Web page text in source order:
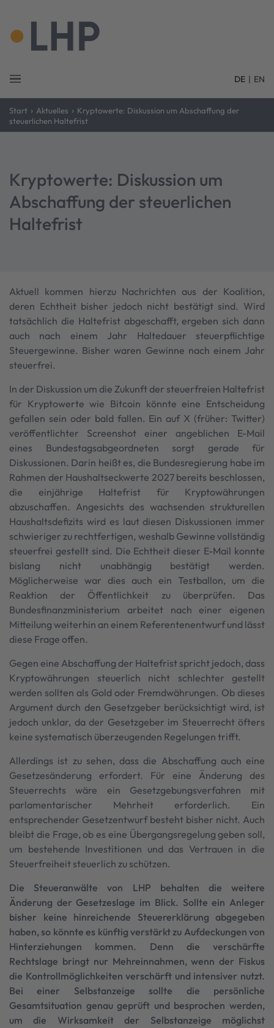
DE | EN
Start › Aktuelles › Kryptowerte: Diskussion um Abschaffung der
steuerlichen Haltefrist
Kryptowerte: Diskussion um
Abschaffung der steuerlichen
Haltefrist
Aktuell kommen hierzu Nachrichten aus der Koalition,
deren Echtheit bisher jedoch nicht bestätigt sind. Wird
tatsächlich die Haltefrist abgeschafft, ergeben sich dann
auch nach einem Jahr Haltedauer steuerpflichtige
Steuergewinne. Bisher waren Gewinne nach einem Jahr
steuerfrei.
In der Diskussion um die Zukunft der steuerfreien Haltefrist
für Kryptowerte wie Bitcoin könnte eine Entscheidung
gefallen sein oder bald fallen. Ein auf X (früher: Twitter)
veröffentlichter Screenshot einer angeblichen E-Mail
eines Bundestagsabgeordneten sorgt gerade für
Diskussionen. Darin heißt es, die Bundesregierung habe im
Rahmen der Haushaltseckwerte 2027 bereits beschlossen,
die einjährige Haltefrist für Kryptowährungen
abzuschaffen. Angesichts des wachsenden strukturellen
Haushaltsdefizits wird es laut diesen Diskussionen immer
schwieriger zu rechtfertigen, weshalb Gewinne vollständig
steuerfrei gestellt sind. Die Echtheit dieser E-Mail konnte
bislang nicht unabhängig bestätigt werden.
Möglicherweise war dies auch ein Testballon, um die
Reaktion der Öffentlichkeit zu überprüfen. Das
Bundesfinanzministerium arbeitet nach einer eigenen
Mitteilung weiterhin an einem Referentenentwurf und lässt
diese Frage offen.
Gegen eine Abschaffung der Haltefrist spricht jedoch, dass
Kryptowährungen steuerlich nicht schlechter gestellt
werden sollten als Gold oder Fremdwährungen. Ob dieses
Argument durch den Gesetzgeber berücksichtigt wird, ist
jedoch unklar, da der Gesetzgeber im Steuerrecht öfters
keine systematisch überzeugenden Regelungen trifft.
Allerdings ist zu sehen, dass die Abschaffung auch eine
Gesetzesänderung erfordert. Für eine Änderung des
Steuerrechts wäre ein Gesetzgebungsverfahren mit
parlamentarischer Mehrheit erforderlich. Ein
entsprechender Gesetzentwurf besteht bisher nicht. Auch
bleibt die Frage, ob es eine Übergangsregelung geben soll,
um bestehende Investitionen und das Vertrauen in die
Steuerfreiheit steuerlich zu schützen.
Die Steueranwälte von LHP behalten die weitere
Änderung der Gesetzeslage im Blick. Sollte ein Anleger
bisher keine hinreichende Steuererklärung abgegeben
haben, so könnte es künftig verstärkt zu Aufdeckungen von
Hinterziehungen kommen. Denn die verschärfte
Rechtslage bringt nur Mehreinnahmen, wenn der Fiskus
die Kontrollmöglichkeiten verschärft und intensiver nutzt.
Bei einer Selbstanzeige sollte die persönliche
Gesamtsituation genau geprüft und besprochen werden,
um die Wirksamkeit der Selbstanzeige möglichst